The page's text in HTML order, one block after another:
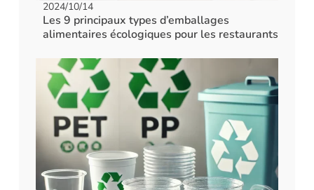
2024/10/14
Les 9 principaux types d’emballages
alimentaires écologiques pour les restaurants